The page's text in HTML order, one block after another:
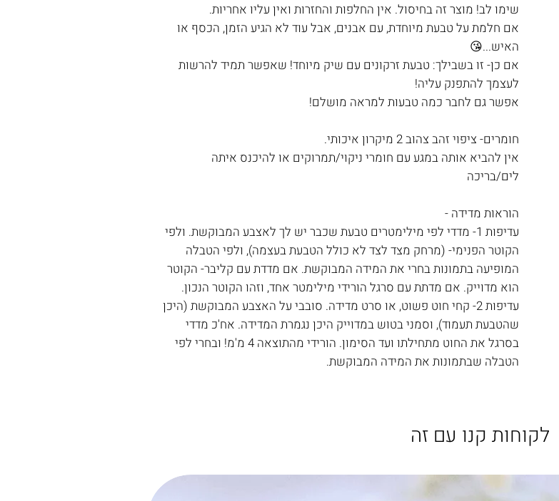
שימו לב! מוצר זה בחיסול. אין החלפות והחזרות ואין עליו אחריות.
אם חלמת על טבעת מיוחדת, עם אבנים, אבל עוד לא הגיע הזמן, הכסף או
האיש...😘
אם כן- זו בשבילך: טבעת זרקונים עם שיק מיוחד! שאפשר תמיד להרשות
לעצמך להתפנק עליה!
אפשר גם לחבר כמה טבעות למראה מושלם!
חומרים- ציפוי זהב צהוב 2 מיקרון איכותי.
אין להביא אותה במגע עם חומרי ניקוי/תמרוקים או להיכנס איתה
לים/בריכה
הוראות מדידה -
עדיפות 1- מדדי לפי מילימטרים טבעת שכבר יש לך לאצבע המבוקשת. ולפי
הקוטר הפנימי- (מרחק מצד לצד לא כולל הטבעת בעצמה), ולפי הטבלה
המופיעה בתמונות בחרי את המידה המבוקשת. אם מדדת עם קליבר- הקוטר
הוא מדוייק. אם מדתת עם סרגל הורידי מילימטר אחד, וזהו הקוטר הנכון.
עדיפות 2- קחי חוט פשוט, או סרט מדידה. סובבי על האצבע המבוקשת (היכן
שהטבעת תעמוד), וסמני בטוש במדוייק היכן נגמרת המדידה. אח'כ מדדי
בסרגל את החוט מתחילתו ועד הסימון. הורידי מהתוצאה 4 מ'מ! ובחרי לפי
הטבלה שבתמונות את המידה המבוקשת.
לקוחות קנו עם זה